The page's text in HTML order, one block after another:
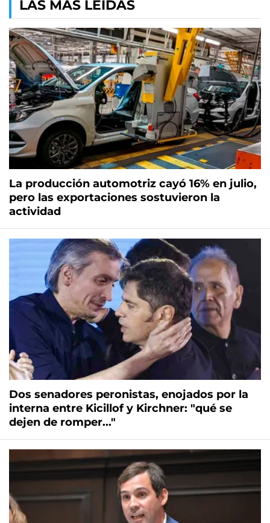
LAS MÁS LEÍDAS
La producción automotriz cayó 16% en julio,
pero las exportaciones sostuvieron la
actividad
Dos senadores peronistas, enojados por la
interna entre Kicillof y Kirchner: "qué se
dejen de romper..."